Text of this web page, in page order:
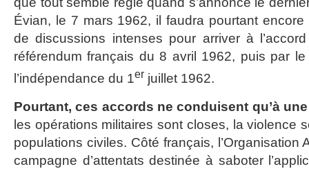
Évian, le 7 mars 1962, il faudra pourtant
de discussions intenses pour arriver à
référendum français du 8 avril 1962, puis par
l’indépendance du 1er juillet 1962.
Pourtant, ces accords ne conduisent qu’à
les opérations militaires sont closes, la violence
populations civiles. Côté français, l’Organisation
campagne d’attentats destinée à saboter